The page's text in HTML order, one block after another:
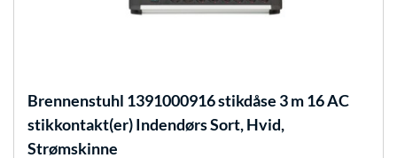
Brennenstuhl 1391000916 stikdåse 3 m 16 AC
stikkontakt(er) Indendørs Sort, Hvid,
Strømskinne